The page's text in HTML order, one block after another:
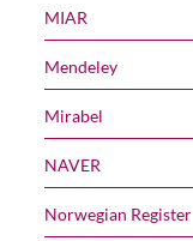
MIAR
Mendeley
Mirabel
NAVER
Norwegian Register